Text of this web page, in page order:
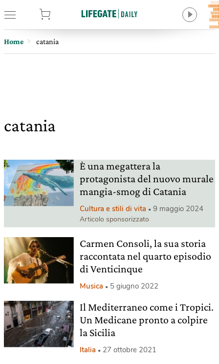
Home catania
catania
È una megattera la
protagonista del nuovo murale
mangia-smog di Catania
Cultura e stili di vita 9 maggio 2024
Articolo sponsorizzato
Carmen Consoli, la sua storia
raccontata nel quarto episodio
di Venticinque
Musica 5 giugno 2022
Il Mediterraneo come i Tropici.
Un Medicane pronto a colpire
la Sicilia
Italia 27 ottobre 2021